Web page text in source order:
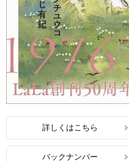
詳しくはこちら
バックナンバー